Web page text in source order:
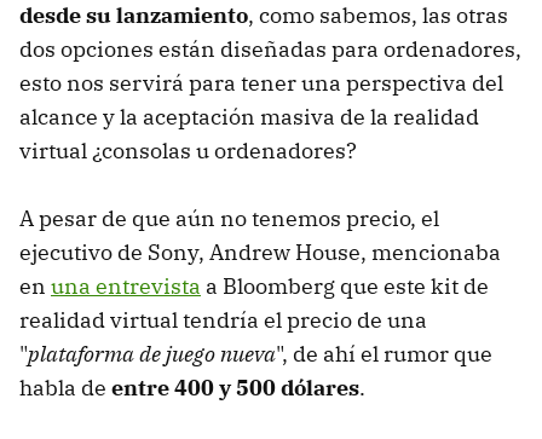
desde su lanzamiento, como sabemos, las otras
dos opciones están diseñadas para ordenadores,
esto nos servirá para tener una perspectiva del
alcance y la aceptación masiva de la realidad
virtual ¿consolas u ordenadores?
A pesar de que aún no tenemos precio, el
ejecutivo de Sony, Andrew House, mencionaba
en una entrevista a Bloomberg que este kit de
realidad virtual tendría el precio de una
"plataforma de juego nueva", de ahí el rumor que
habla de entre 400 y 500 dólares.